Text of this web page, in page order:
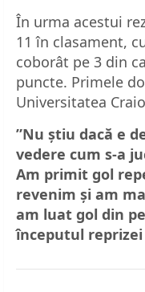
În urma acestui
11 în clasament,
coborât pe 3 din
puncte. Primele
Universitatea
”Nu știu dacă e
vedere cum s-a
Am primit gol
revenim și am
am luat gol din
începutul